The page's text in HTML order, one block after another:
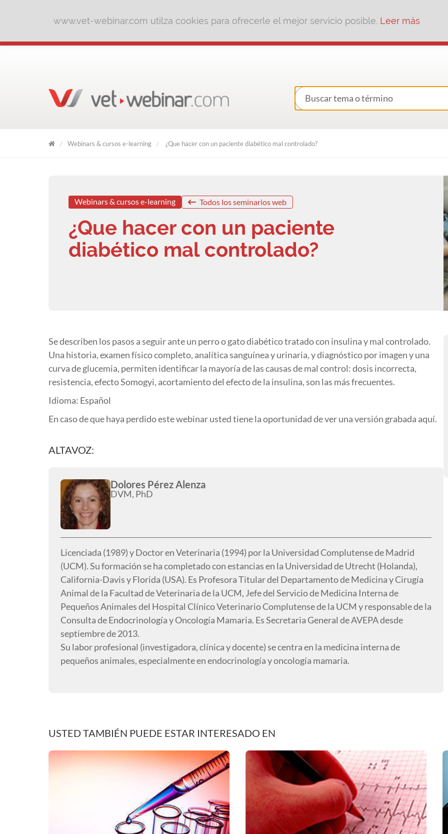
www.vet-webinar.com utilza cookies para ofrecerle el mejor servicio posible. Leer más
Webinars & cursos e-learning ¿Que hacer con un paciente diabético mal controlado?
Webinars & cursos e-learning Todos los seminarios web
¿Que hacer con un paciente
diabético mal controlado?
Se describen los pasos a seguir ante un perro o gato diabético tratado con insulina y mal controlado.
Una historia, examen físico completo, analítica sanguínea y urinaria, y diagnóstico por imagen y una
curva de glucemia, permiten identificar la mayoría de las causas de mal control: dosis incorrecta,
resistencia, efecto Somogyi, acortamiento del efecto de la insulina, son las más frecuentes.
Idioma: Español
En caso de que haya perdido este webinar usted tiene la oportunidad de ver una versión grabada aquí.
ALTAVOZ:
Dolores Pérez Alenza
DVM, PhD
Licenciada (1989) y Doctor en Veterinaria (1994) por la Universidad Complutense de Madrid
(UCM). Su formación se ha completado con estancias en la Universidad de Utrecht (Holanda),
California-Davis y Florida (USA). Es Profesora Titular del Departamento de Medicina y Cirugía
Animal de la Facultad de Veterinaria de la UCM, Jefe del Servicio de Medicina Interna de
Pequeños Animales del Hospital Clínico Veterinario Complutense de la UCM y responsable de la
Consulta de Endocrinología y Oncología Mamaria. Es Secretaria General de AVEPA desde
septiembre de 2013.
Su labor profesional (investigadora, clínica y docente) se centra en la medicina interna de
pequeños animales, especialmente en endocrinología y oncología mamaria.
USTED TAMBIÉN PUEDE ESTAR INTERESADO EN